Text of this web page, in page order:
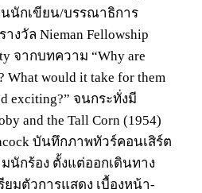
นักเขียน/บรรณาธิการ
งวัล Nieman Fellowship
จากบทความ “Why are
What would it take for them
exciting?” จนกระทั่งมี
and the Tall Corn (1954)
บันทึกภาพทัวร์คอนเสิร์ต
นักร้อง ตั้งแต่ออกเดินทาง
มตัวการแสดง เบื้องหน้า-